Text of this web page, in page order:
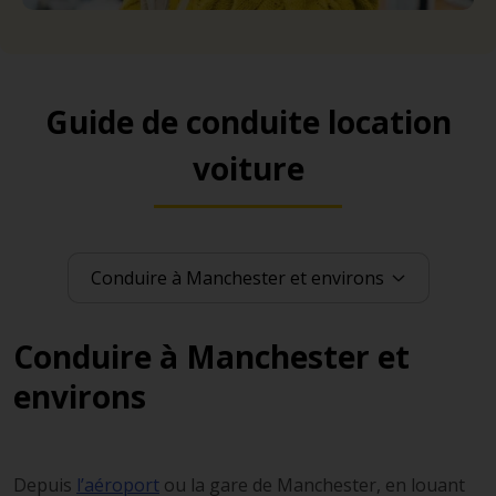
Guide de conduite location
voiture
Conduire à Manchester et
environs
Depuis l’aéroport ou la gare de Manchester, en louant